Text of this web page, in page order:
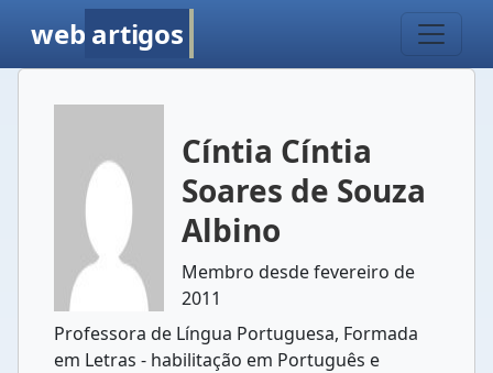
web artigos
Cíntia Cíntia
Soares de Souza
Albino
Membro desde fevereiro de
2011
Professora de Língua Portuguesa, Formada
em Letras - habilitação em Português e